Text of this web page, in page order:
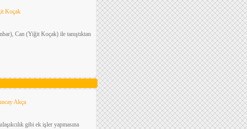
Koçak
Can (Yiğit Koçak) ile tanıştıktan
Akça
gibi ek işler yapmasına